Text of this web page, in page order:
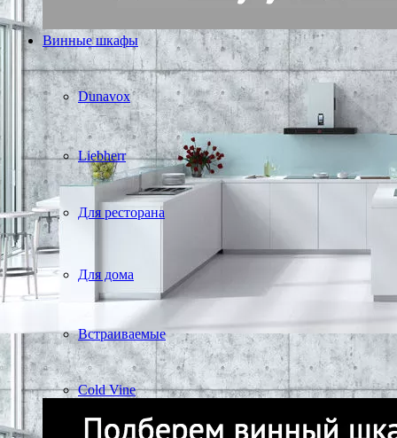
Винные шкафы
Dunavox
Liebherr
Для ресторана
Для дома
Встраиваемые
Cold Vine